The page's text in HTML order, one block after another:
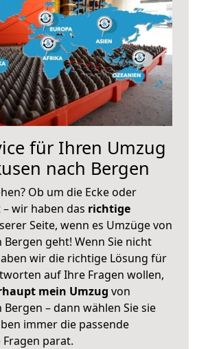
für Ihren Umzug
nach Bergen
Ob um die Ecke oder
wir haben das richtige
Seite, wenn es Umzüge von
Bergen geht! Wenn Sie nicht
wir die richtige Lösung für
auf Ihre Fragen wollen,
mein Umzug von
Bergen – dann wählen Sie sie
immer die passende
parat.